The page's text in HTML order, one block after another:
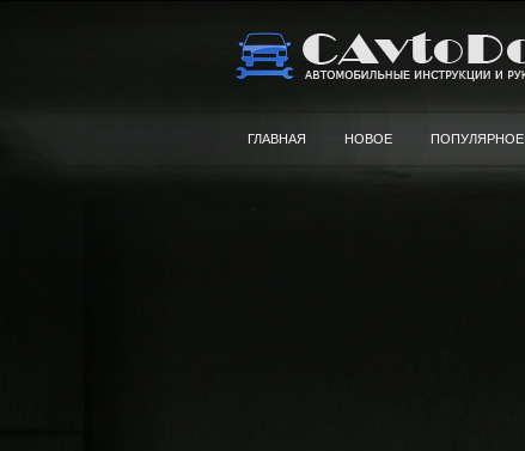
ГЛАВНАЯ НОВОЕ ПОПУЛЯРНОЕ